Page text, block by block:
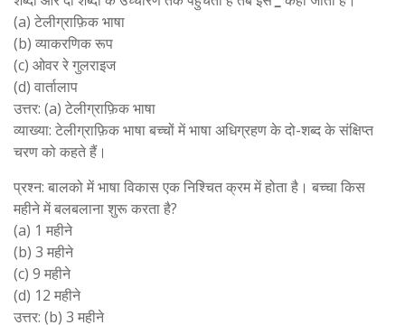
(a) टेलीग्राफ़िक भाषा
(b) व्याकरणिक रूप
(c) ओवर रे गुलराइज
(d) वार्तालाप
उत्तर: (a) टेलीग्राफ़िक भाषा
व्याख्या: टेलीग्राफ़िक भाषा बच्चों में भाषा अधिग्रहण के दो-शब्द के संक्षिप्त
चरण को कहते हैं।
प्रश्न: बालको में भाषा विकास एक निश्चित क्रम में होता है। बच्चा किस
महीने में बलबलाना शुरू करता है?
(a) 1 महीने
(b) 3 महीने
(c) 9 महीने
(d) 12 महीने
उत्तर: (b) 3 महीने